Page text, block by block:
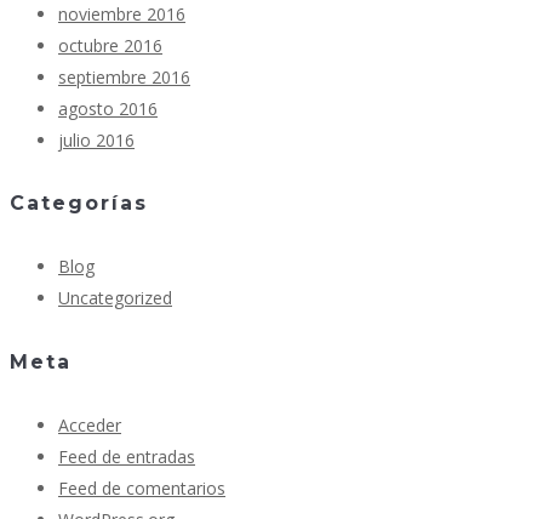
noviembre 2016
octubre 2016
septiembre 2016
agosto 2016
julio 2016
Categorías
Blog
Uncategorized
Meta
Acceder
Feed de entradas
Feed de comentarios